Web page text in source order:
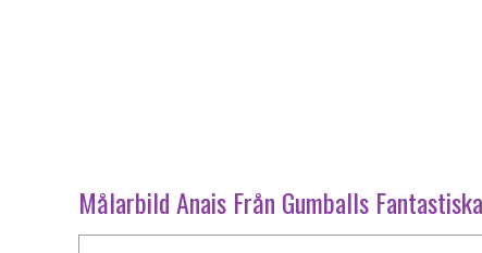
Målarbild Anais Från Gumballs